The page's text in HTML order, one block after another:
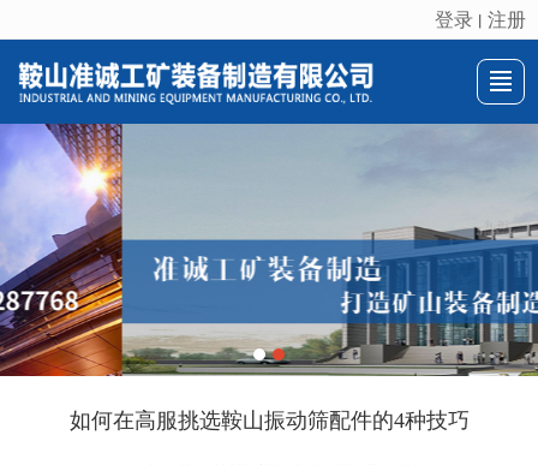
很遗憾，因您的浏览器版本过低导致无法获得最佳浏览体验，推荐下载安装谷歌浏览器！
登录 丨 注册
推荐产品 联系我们 LBS
如何在高服挑选鞍山振动筛配件的4种技巧